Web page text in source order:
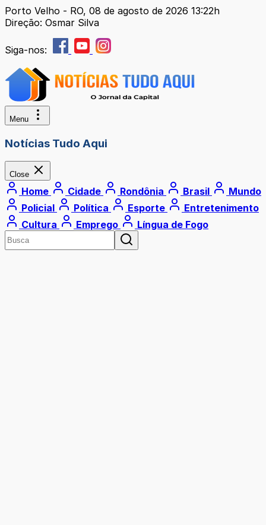
Porto Velho - RO, 08 de agosto de 2026 13:22h
Direção: Osmar Silva
Siga-nos:
Menu
Notícias Tudo Aqui
Close
Home Cidade Rondônia Brasil
Mundo
Policial
Política Esporte
Entretenimento
Cultura
Emprego Língua de Fogo